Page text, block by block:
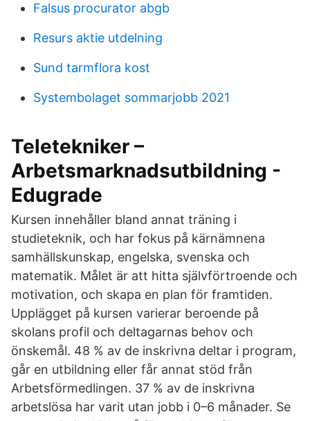
Falsus procurator abgb
Resurs aktie utdelning
Sund tarmflora kost
Systembolaget sommarjobb 2021
Teletekniker –
Arbetsmarknadsutbildning -
Edugrade
Kursen innehåller bland annat träning i
studieteknik, och har fokus på kärnämnena
samhällskunskap, engelska, svenska och
matematik. Målet är att hitta självförtroende och
motivation, och skapa en plan för framtiden.
Upplägget på kursen varierar beroende på
skolans profil och deltagarnas behov och
önskemål. 48 % av de inskrivna deltar i program,
går en utbildning eller får annat stöd från
Arbetsförmedlingen. 37 % av de inskrivna
arbetslösa har varit utan jobb i 0–6 månader. Se